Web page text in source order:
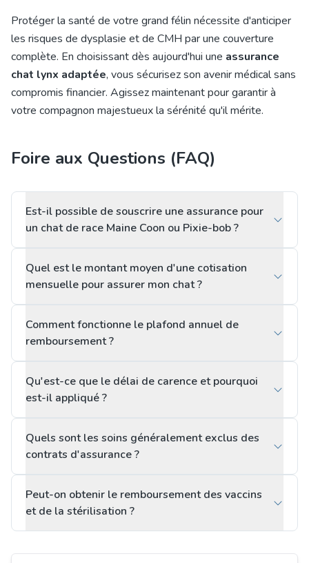
Protéger la santé de votre grand félin nécessite d'anticiper
les risques de dysplasie et de CMH par une couverture
complète. En choisissant dès aujourd'hui une assurance
chat lynx adaptée, vous sécurisez son avenir médical sans
compromis financier. Agissez maintenant pour garantir à
votre compagnon majestueux la sérénité qu'il mérite.
Foire aux Questions (FAQ)
Est-il possible de souscrire une assurance pour
un chat de race Maine Coon ou Pixie-bob ?
Quel est le montant moyen d'une cotisation
mensuelle pour assurer mon chat ?
Comment fonctionne le plafond annuel de
remboursement ?
Qu'est-ce que le délai de carence et pourquoi
est-il appliqué ?
Quels sont les soins généralement exclus des
contrats d'assurance ?
Peut-on obtenir le remboursement des vaccins
et de la stérilisation ?